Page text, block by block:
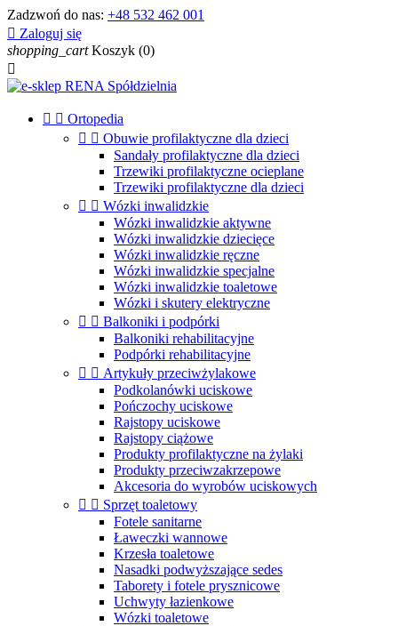
Zadzwoń do nas: +48 532 462 001
 Zaloguj się
shopping_cart Koszyk (0)

  Ortopedia
  Obuwie profilaktyczne dla dzieci
Sandały profilaktyczne dla dzieci
Trzewiki profilaktyczne ocieplane
Trzewiki profilaktyczne dla dzieci
  Wózki inwalidzkie
Wózki inwalidzkie aktywne
Wózki inwalidzkie dziecięce
Wózki inwalidzkie ręczne
Wózki inwalidzkie specjalne
Wózki inwalidzkie toaletowe
Wózki i skutery elektryczne
  Balkoniki i podpórki
Balkoniki rehabilitacyjne
Podpórki rehabilitacyjne
  Artykuły przeciwżylakowe
Podkolanówki uciskowe
Pończochy uciskowe
Rajstopy uciskowe
Rajstopy ciążowe
Produkty profilaktyczne na żylaki
Produkty przeciwzakrzepowe
Akcesoria do wyrobów uciskowych
  Sprzęt toaletowy
Fotele sanitarne
Ławeczki wannowe
Krzesła toaletowe
Nasadki podwyższające sedes
Taborety i fotele prysznicowe
Uchwyty łazienkowe
Wózki toaletowe